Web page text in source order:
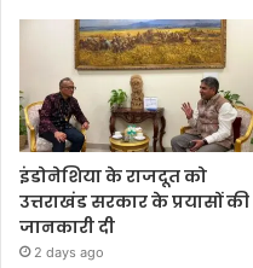
इंडोनेशिया के राजदूत को
उत्तराखंड सरकार के प्रयासों की
जानकारी दी
2 days ago